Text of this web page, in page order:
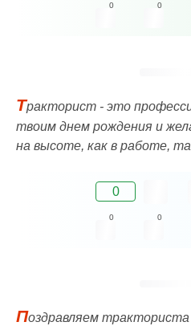
0 0
Тракторист - это
твоим днем рождения и
на высоте, как в работе,
0
0 0
Поздравляем